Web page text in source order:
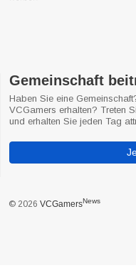
Gemeinschaft
Haben Sie eine
VCGamers erhalten? Treten
und erhalten Sie jeden Tag
© 2026 VCGamersNews